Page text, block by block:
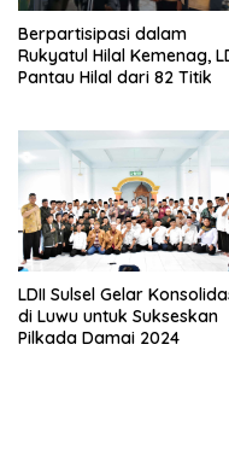
Berpartisipasi dalam
Rukyatul Hilal Kemenag,
Pantau Hilal dari 82 Titik
LDII Sulsel Gelar
di Luwu untuk Sukseskan
Pilkada Damai 2024